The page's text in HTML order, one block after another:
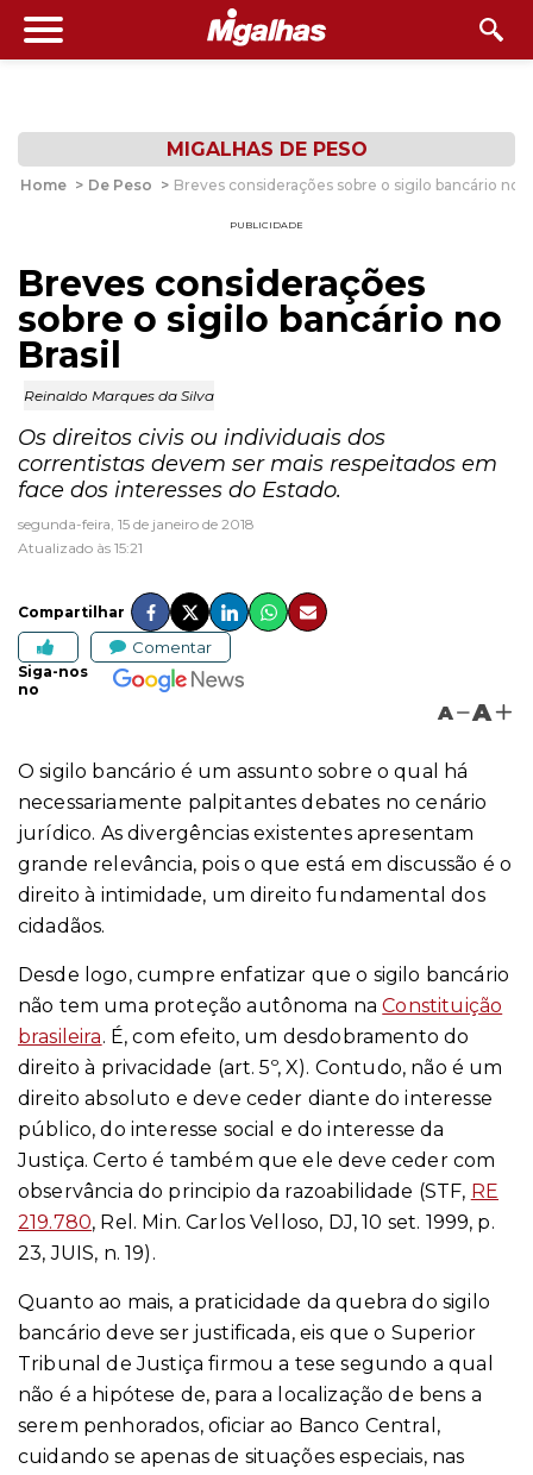
MIGALHAS DE PESO
Home > De Peso > Breves considerações sobre o sigilo bancário no
PUBLICIDADE
Breves considerações
sobre o sigilo bancário no
Brasil
Reinaldo Marques da Silva
Os direitos civis ou individuais dos
correntistas devem ser mais respeitados em
face dos interesses do Estado.
segunda-feira, 15 de janeiro de 2018
Atualizado às 15:21
Compartilhar
Comentar
Siga-nos
no
A A
O sigilo bancário é um assunto sobre o qual há
necessariamente palpitantes debates no cenário
jurídico. As divergências existentes apresentam
grande relevância, pois o que está em discussão é o
direito à intimidade, um direito fundamental dos
cidadãos.
Desde logo, cumpre enfatizar que o sigilo bancário
não tem uma proteção autônoma naConstituição
brasileira. É, com efeito, um desdobramento do
direito à privacidade (art. 5º, X). Contudo, não é um
direito absoluto e deve ceder diante do interesse
público, do interesse social e do interesse da
Justiça. Certo é também que ele deve ceder com
observância do principio da razoabilidade (STF, RE
219.780, Rel. Min. Carlos Velloso, DJ, 10 set. 1999, p.
23, JUIS, n. 19).
Quanto ao mais, a praticidade da quebra do sigilo
bancário deve ser justificada, eis que o Superior
Tribunal de Justiça firmou a tese segundo a qual
não é a hipótese de, para a localização de bens a
serem penhorados, oficiar ao Banco Central,
cuidando se apenas de situações especiais, nas